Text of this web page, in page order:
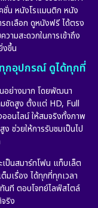
ชั่น หนังโรแมนติก หนัง
ถเลือก ดูหนังฟรี ได้ตรง
ามสะดวกในการเข้าถึง
งขึ้น
กอุปกรณ์ ดูได้ทุกที่
อย่างมาก โดยพัฒนา
ชัดสูง ตั้งแต่ HD, Full
อนไลน์ ให้สมจริงทั้งภาพ
ช่วยให้การรับชมเป็นไป
ป็นสมาร์ทโฟน แท็บเล็ต
มเรื่อง ได้ทุกที่ทุกเวลา
นที ตอบโจทย์ไลฟ์สไตล์
ริง